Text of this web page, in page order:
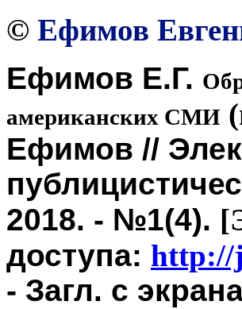
© Ефимов
Ефимов Е.Г.
американских СМИ
Ефимов //
2018. - №1(4).
доступа: http://
- Загл. с